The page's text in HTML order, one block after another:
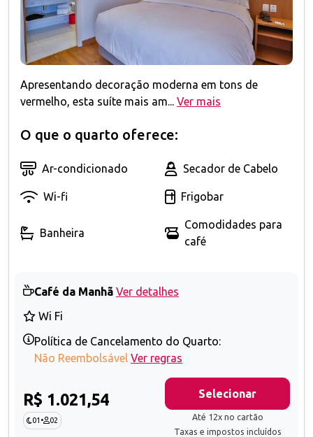
Apresentando decoração moderna em tons de
vermelho, esta suíte mais am... Ver mais
O que o quarto oferece:
Ar-condicionado Secador de Cabelo
Wi-fi Frigobar
Banheira
Comodidades para
café
Café da Manhã Ver detalhes
Wi Fi
Política de Cancelamento do Quarto:
Não Reembolsável Ver regras
R$ 1.021,54
01 • 02
Selecionar
Até 12x no cartão
Taxas e impostos incluídos